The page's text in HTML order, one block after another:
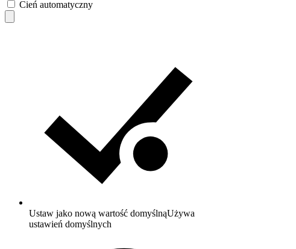
Cień automatyczny
Ustaw jako nową wartość domyślnąUżywa
ustawień domyślnych